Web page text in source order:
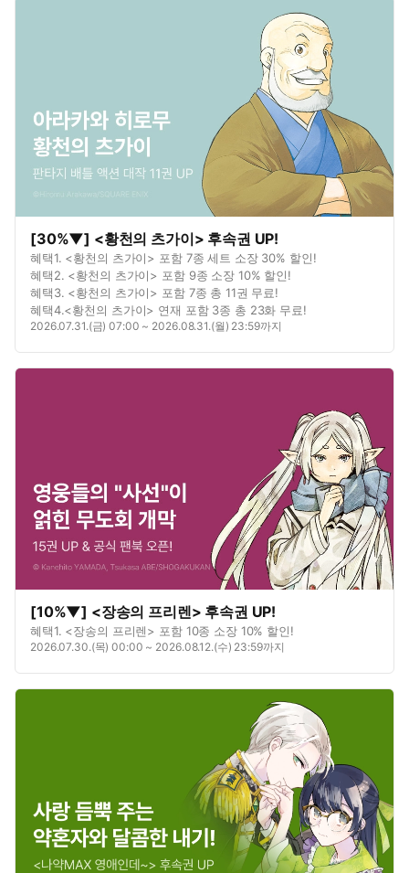
[30%▼] <황천의 츠가이> 후속권 UP!
혜택1. <황천의 츠가이> 포함 7종 세트 소장 30% 할인!
혜택2. <황천의 츠가이> 포함 9종 소장 10% 할인!
혜택3. <황천의 츠가이> 포함 7종 총 11권 무료!
혜택4.<황천의 츠가이> 연재 포함 3종 총 23화 무료!
2026.07.31.(금) 07:00 ~ 2026.08.31.(월) 23:59까지
[10%▼] <장송의 프리렌> 후속권 UP!
혜택1. <장송의 프리렌> 포함 10종 소장 10% 할인!
2026.07.30.(목) 00:00 ~ 2026.08.12.(수) 23:59까지